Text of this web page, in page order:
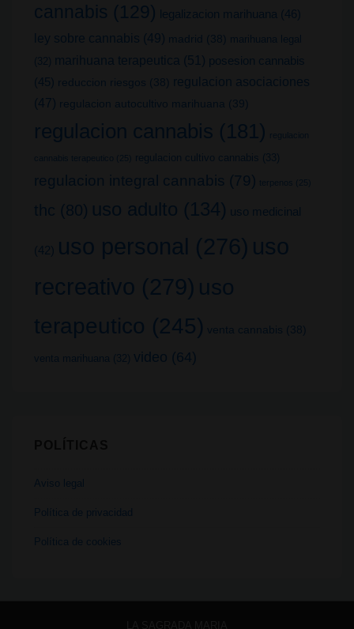
cannabis (129) legalizacion marihuana (46)
ley sobre cannabis (49) madrid (38)
marihuana legal
(32)
marihuana terapeutica (51) posesion cannabis
(45) reduccion riesgos (38)
regulacion asociaciones
(47) regulacion autocultivo marihuana (39)
regulacion cannabis (181) regulacion
cannabis terapeutico (25) regulacion cultivo cannabis (33)
regulacion integral cannabis (79) terpenos (25)
thc (80) uso adulto (134) uso medicinal
(42) uso personal (276) uso
recreativo (279) uso
terapeutico (245) venta cannabis (38)
venta marihuana (32) video (64)
Aviso legal
Política de privacidad
Política de cookies